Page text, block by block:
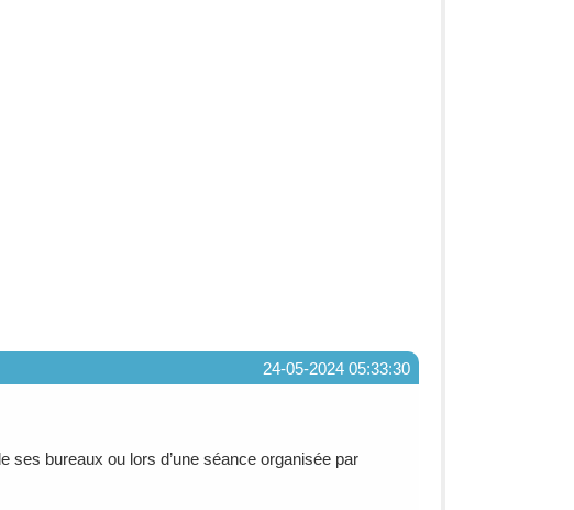
24-05-2024 05:33:30
ses bureaux ou lors d’une séance organisée par